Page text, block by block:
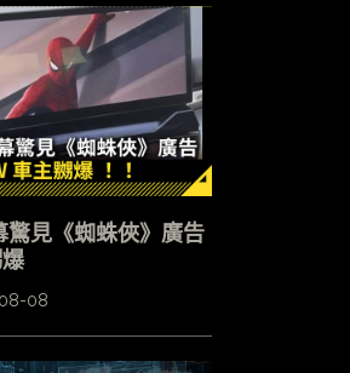
驚見《蜘蛛俠》廣告
08